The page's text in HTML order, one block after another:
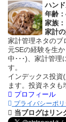
ハン
年齢
家族
家計
家計管理ネタのブ
元SEの経験を生
中･･･)、家計管理
す。
インデックス投資
ます。投資ネタも
プロフィール
プライバシーポ
当ブログはリン